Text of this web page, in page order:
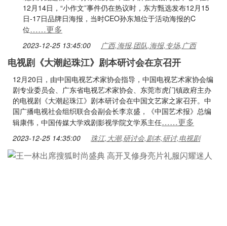
12月14日，“小作文”事件仍在热议时，东方甄选发布12月15
日-17日品牌日海报，当时CEO孙东旭位于活动海报的C
位……更多
2023-12-25 13:45:00 广西,海报,团队,海报,专场,广西
电视剧《大潮起珠江》剧本研讨会在京召开
12月20日，由中国电视艺术家协会指导，中国电视艺术家协会编
剧专业委员会、广东省电视艺术家协会、东莞市虎门镇政府主办
的电视剧《大潮起珠江》剧本研讨会在中国文艺家之家召开。中
国广播电视社会组织联合会副会长李京盛，《中国艺术报》总编
辑康伟，中国传媒大学戏剧影视学院文学系主任……更多
2023-12-25 14:35:00 珠江,大潮,研讨会,剧本,研讨,电视剧